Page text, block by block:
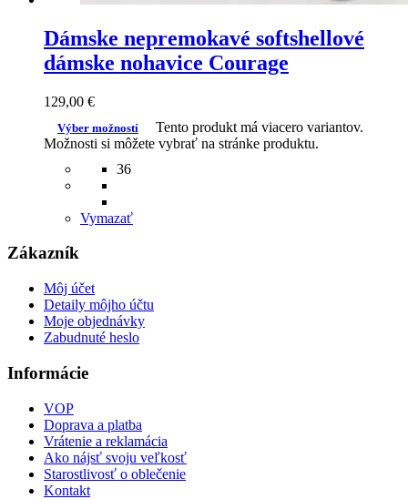
Dámske nepremokavé softshellové
dámske nohavice Courage
129,00 €
Výber možností
Tento produkt má viacero variantov.
Možnosti si môžete vybrať na stránke produktu.
36
Vymazať
Zákazník
Môj účet
Detaily môjho účtu
Moje objednávky
Zabudnuté heslo
Informácie
VOP
Doprava a platba
Vrátenie a reklamácia
Ako nájsť svoju veľkosť
Starostlivosť o oblečenie
Kontakt